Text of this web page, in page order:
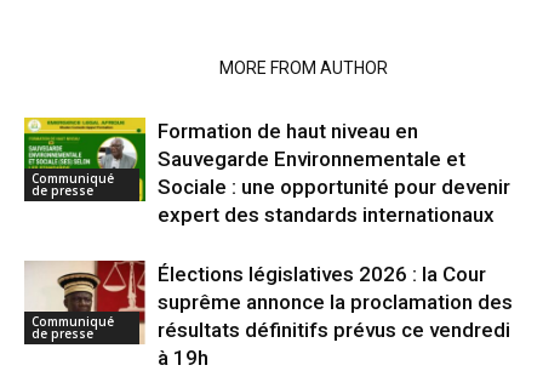
MORE FROM AUTHOR
Communiqué
de presse
Formation de haut niveau en
Sauvegarde Environnementale et
Sociale : une opportunité pour devenir
expert des standards internationaux
Communiqué
de presse
Élections législatives 2026 : la Cour
suprême annonce la proclamation des
résultats définitifs prévus ce vendredi
à 19h